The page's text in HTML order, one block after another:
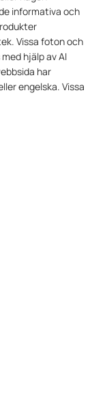
informativa och
Vissa foton och
hjälp av AI
har
engelska. Vissa